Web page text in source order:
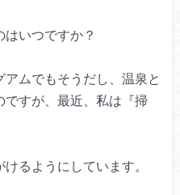
いつですか？
ムでもそうだし、 温泉と
すが、 最近、私は『掃
けるようにしています。